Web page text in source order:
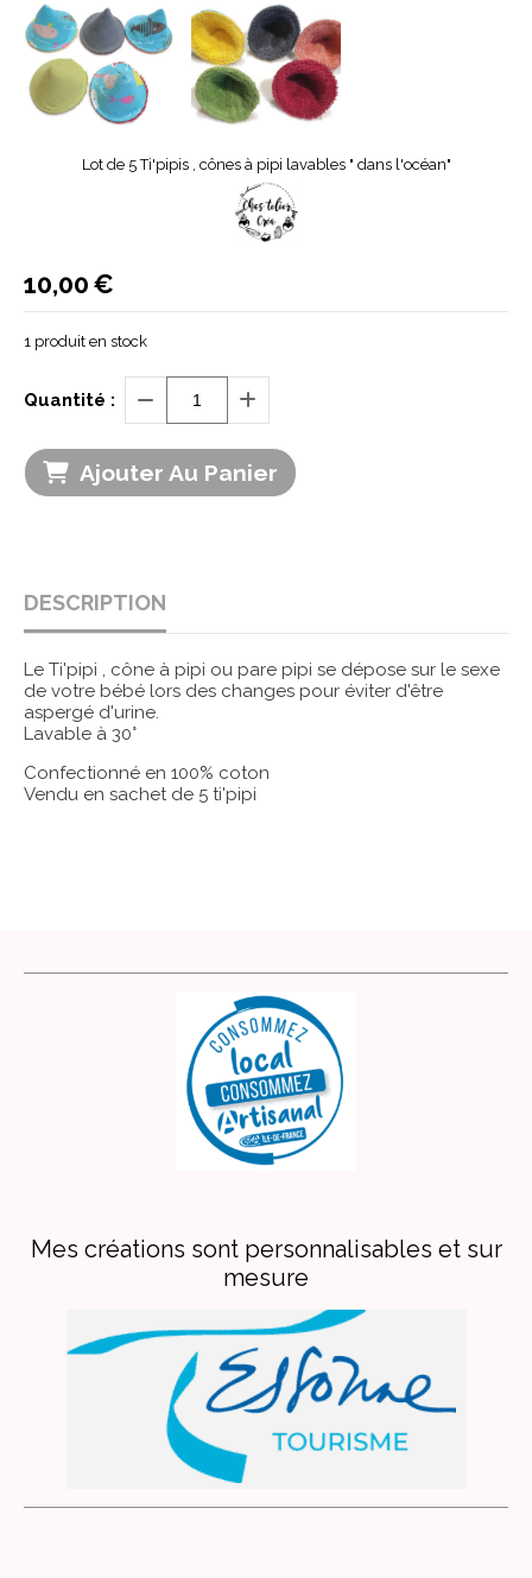
Lot de 5 Ti'pipis , cônes à pipi lavables " dans l'océan"
10,00€
1 produit en stock
Quantité :
Ajouter Au Panier
DESCRIPTION
Le Ti'pipi , cône à pipi ou pare pipi se dépose sur le sexe
de votre bébé lors des changes pour éviter d'être
aspergé d'urine.
Lavable à 30°
Confectionné en 100% coton
Vendu en sachet de 5 ti'pipi
Mes créations sont personnalisables et sur
mesure